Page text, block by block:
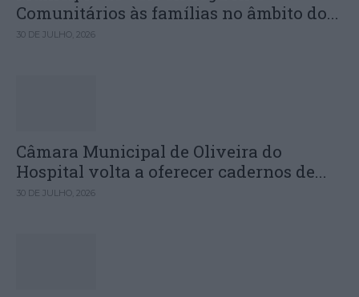
Comunitários às famílias no âmbito do...
30 DE JULHO, 2026
Câmara Municipal de Oliveira do
Hospital volta a oferecer cadernos de...
30 DE JULHO, 2026